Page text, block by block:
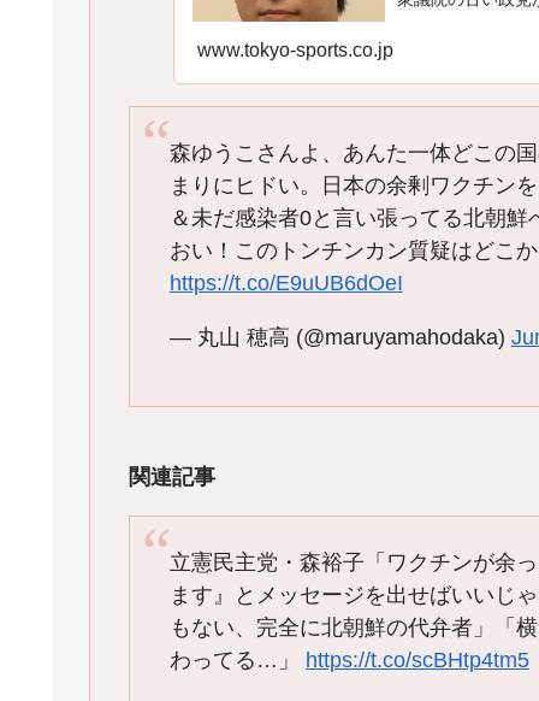
www.tokyo-sports.co.jp
森ゆうこさんよ、あんた一体どこの
まりにヒドい。日本の余剰ワクチン
＆未だ感染者0と言い張ってる北朝
おい！このトンチンカン質疑はどこ
https://t.co/E9uUB6dOeI
— 丸山 穂高 (@maruyamahodaka)
関連記事
立憲民主党・森裕子「ワクチンが余
ます』とメッセージを出せばいいじ
もない、完全に北朝鮮の代弁者」「
わってる…」
https://t.co/scBHtp4tm5